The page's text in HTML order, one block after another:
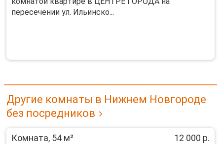
перecечeнии ул. Ильинскo...
Другие комнаты в Нижнем Новгороде
без посредников
Комната, 54 м² 12 000 р.